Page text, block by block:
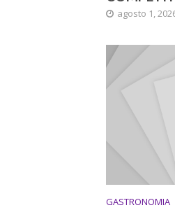
agosto 1,
GASTRONOMIA